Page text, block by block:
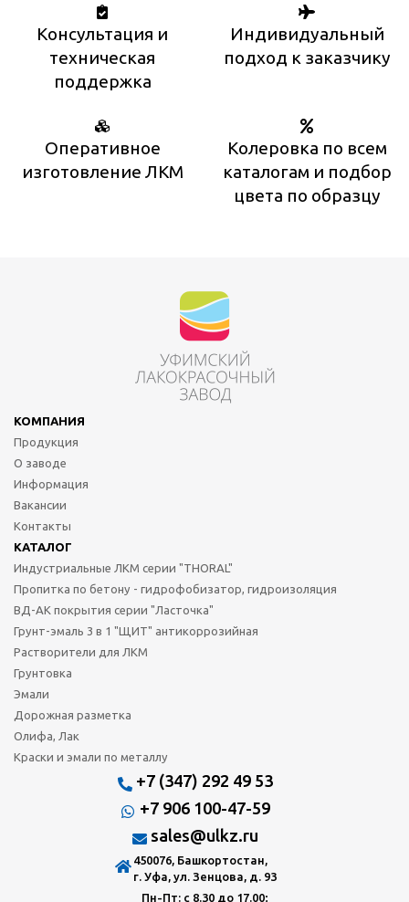
Консультация и
техническая
поддержка
Индивидуальный
подход к заказчику
Оперативное
изготовление ЛКМ
Колеровка по всем
каталогам и подбор
цвета по образцу
КОМПАНИЯ
Продукция
О заводе
Информация
Вакансии
Контакты
КАТАЛОГ
Индустриальные ЛКМ серии "THORAL"
Пропитка по бетону - гидрофобизатор, гидроизоляция
ВД-АК покрытия серии "Ласточка"
Грунт-эмаль 3 в 1 "ЩИТ" антикоррозийная
Растворители для ЛКМ
Грунтовка
Эмали
Дорожная разметка
Олифа, Лак
Краски и эмали по металлу
+7 (347) 292 49 53
+7 906 100-47-59
sales@ulkz.ru
450076, Башкортостан,
г. Уфа, ул. Зенцова, д. 93
Пн-Пт: с 8.30 до 17.00;